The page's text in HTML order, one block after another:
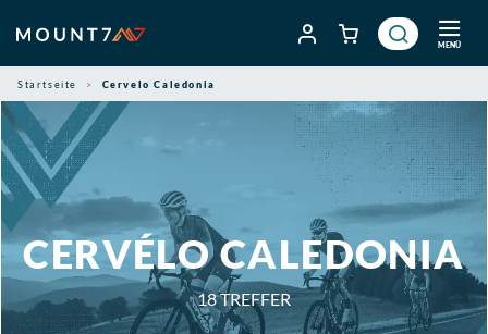
Inhalt
springen
MENÜ
Startseite Cervelo Caledonia
CERVÉLO CALEDONIA
18TREFFER